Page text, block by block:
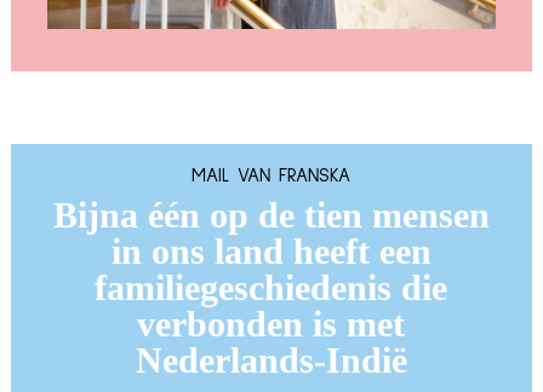
MAIL VAN FRANSKA
Bijna één op de tien mensen
in ons land heeft een
familiegeschiedenis die
verbonden is met
Nederlands-Indië